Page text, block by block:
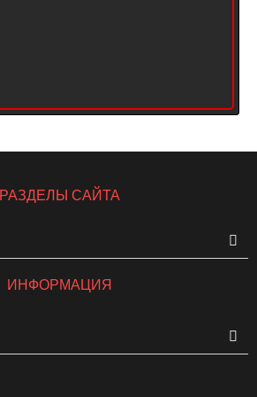
РАЗДЕЛЫ САЙТА
ИНФОРМАЦИЯ